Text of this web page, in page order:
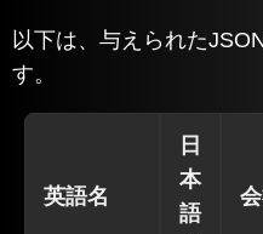
以下は、与えられた
す。
英語名
日
本
語